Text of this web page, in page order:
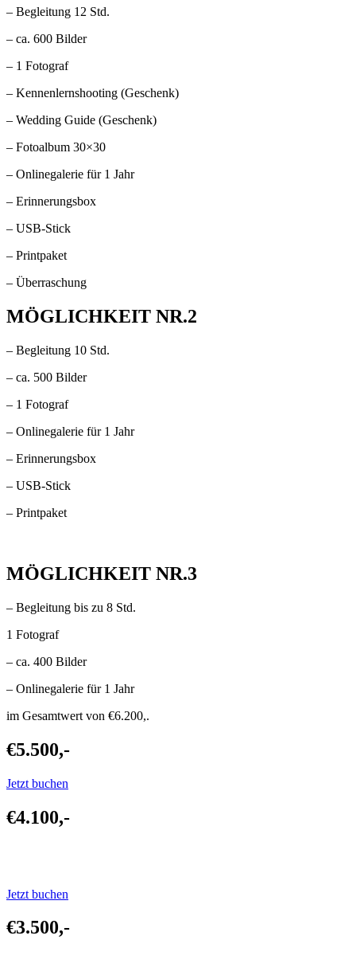
– Begleitung 12 Std.
– ca. 600 Bilder
– 1 Fotograf
– Kennenlernshooting (Geschenk)
– Wedding Guide (Geschenk)
– Fotoalbum 30×30
– Onlinegalerie für 1 Jahr
– Erinnerungsbox
– USB-Stick
– Printpaket
– Überraschung
MÖGLICHKEIT NR.2
– Begleitung 10 Std.
– ca. 500 Bilder
– 1 Fotograf
– Onlinegalerie für 1 Jahr
– Erinnerungsbox
– USB-Stick
– Printpaket
MÖGLICHKEIT NR.3
– Begleitung bis zu 8 Std.
1 Fotograf
– ca. 400 Bilder
– Onlinegalerie für 1 Jahr
im Gesamtwert von €6.200,.
€5.500,-
Jetzt buchen
€4.100,-
Jetzt buchen
€3.500,-